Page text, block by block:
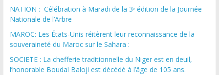
NATION : Célébration à Maradi de la 3ᵉ édition de la Journée
Nationale de l’Arbre
MAROC: Les États-Unis réitèrent leur reconnaissance de la
souveraineté du Maroc sur le Sahara :
SOCIETE : La chefferie traditionnelle du Niger est en deuil,
l’honorable Boudal Baloji est décédé à l’âge de 105 ans.